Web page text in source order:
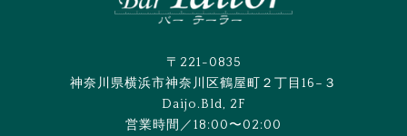
〒221-0835
神奈川県横浜市神奈川区鶴屋町２丁目16−３
Daijo.Bld, 2F
営業時間／18:00〜02:00